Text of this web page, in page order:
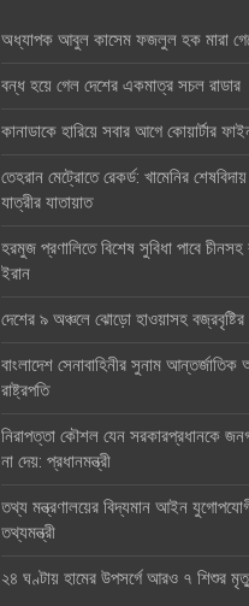
অধ্যাপক আবুল কাসেম ফজলুল হক মারা
বন্ধ হয়ে গেল দেশের একমাত্র সচল রাডার
কানাডাকে হারিয়ে সবার আগে কোয়ার্টার
তেহরান মেট্রোতে রেকর্ড: খামেনির
যাত্রীর যাতায়াত
হরমুজ প্রণালিতে বিশেষ সুবিধা পাবে
ইরান
দেশের ৯ অঞ্চলে ঝোড়ো হাওয়াসহ
বাংলাদেশ সেনাবাহিনীর সুনাম আন্তর্জাতিক
রাষ্ট্রপতি
নিরাপত্তা কৌশল যেন সরকারপ্রধানকে
না দেয়: প্রধানমন্ত্রী
তথ্য মন্ত্রণালয়ের বিদ্যমান আইন
তথ্যমন্ত্রী
২৪ ঘণ্টায় হামের উপসর্গে আরও ৭ শিশুর